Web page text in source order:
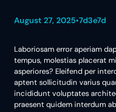
August 27, 2025•7d3e7d
Laboriosam error aperiam
tempus, molestias placerat
asperiores? Eleifend per
aptent sollicitudin varius
incididunt voluptates
praesent quidem interdum